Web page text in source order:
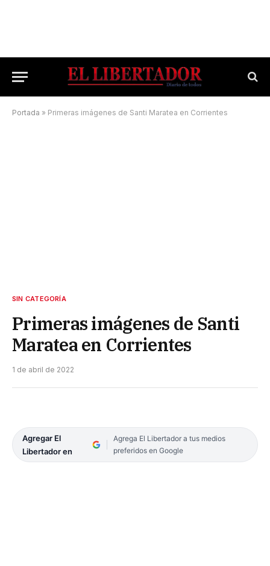
Portada » Primeras imágenes de Santi Maratea en Corrientes
SIN CATEGORÍA
Primeras imágenes de Santi
Maratea en Corrientes
1 de abril de 2022
Agregar El
Libertador en
Agrega El Libertador a tus medios
preferidos en Google